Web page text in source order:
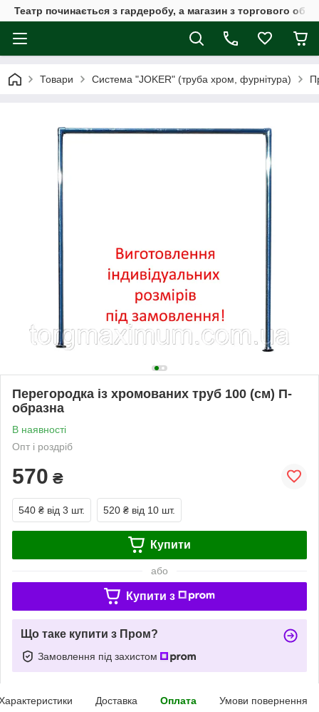
Театр починається з гардеробу, а магазин з торгового
Товари Система "JOKER" (труба хром, фурнітура)
Перегородка із хромованих труб 100 (см) П-
образна
В наявності
Опт і роздріб
570 ₴
540 ₴ від 3 шт. 520 ₴ від 10 шт.
Купити
або
Купити з
Що таке купити з Пром?
Замовлення під захистом
Доставка Оплата Умови повернення